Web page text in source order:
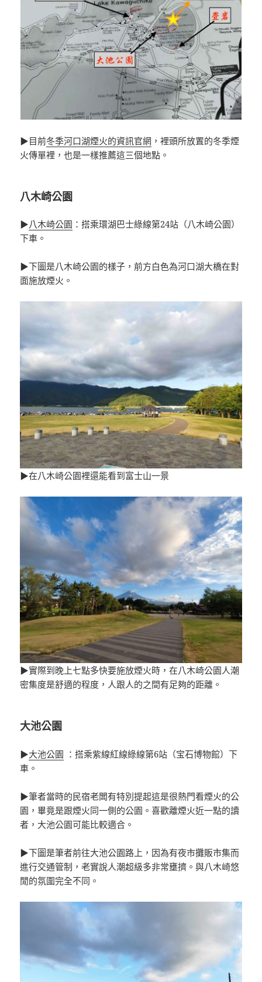
▶目前冬季河口湖煙火的資訊官網 ，裡頭所放置的冬季煙
火傳單裡，也是一樣推薦這三個地點。
八木崎公園
▶八木崎公園 ：搭乘環湖巴士綠線第24站（八木崎公園）
下車。
▶下圖是八木崎公園的樣子，前方白色為河口湖大橋在對
面施放煙火。
▶在八木崎公園裡還能看到富士山一景
▶實際到晚上七點多快要施放煙火時，在八木崎公園人潮
密集度是舒適的程度，人跟人的之間有足夠的距離。
大池公園
▶大池公園 ：搭乘紫線紅線綠線第6站（宝石博物館）下
車。
▶筆者當時的民宿老闆有特別提起這是很熱門看煙火的公
園，畢竟是跟煙火同一側的公園。喜歡離煙火近一點的讀
者，大池公園可能比較適合。
▶下圖是筆者前往大池公園路上，因為有夜市攤販市集而
進行交通管制，老實說人潮超級多非常壅擠。與八木崎悠
閒的氛圍完全不同。